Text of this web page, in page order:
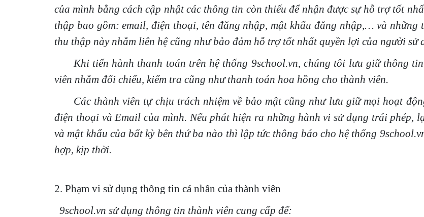
của mình bằng cách cập nhật các thông tin còn thiếu để nhận được sự hỗ trợ tốt
thập bao gồm: email, điện thoại, tên đăng nhập, mật khẩu đăng nhập,… và những
thu thập này nhằm liên hệ cũng như bảo đảm hỗ trợ tốt nhất quyền lợi của người sử
Khi tiến hành thanh toán trên hệ thống 9school.vn, chúng tôi lưu giữ thông
viên nhằm đối chiếu, kiểm tra cũng như thanh toán hoa hồng cho thành viên.
Các thành viên tự chịu trách nhiệm về bảo mật cũng như lưu giữ mọi hoạt
điện thoại và Email của mình. Nếu phát hiện ra những hành vi sử dụng trái phép,
và mật khẩu của bất kỳ bên thứ ba nào thì lập tức thông báo cho hệ thống
hợp, kịp thời.
2. Phạm vi sử dụng thông tin cá nhân của thành viên
9school.vn sử dụng thông tin thành viên cung cấp để: